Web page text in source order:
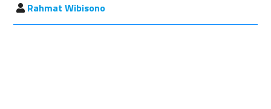
Rahmat Wibisono